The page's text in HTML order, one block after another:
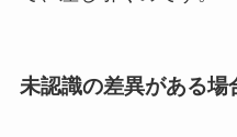
未認識の差異がある場